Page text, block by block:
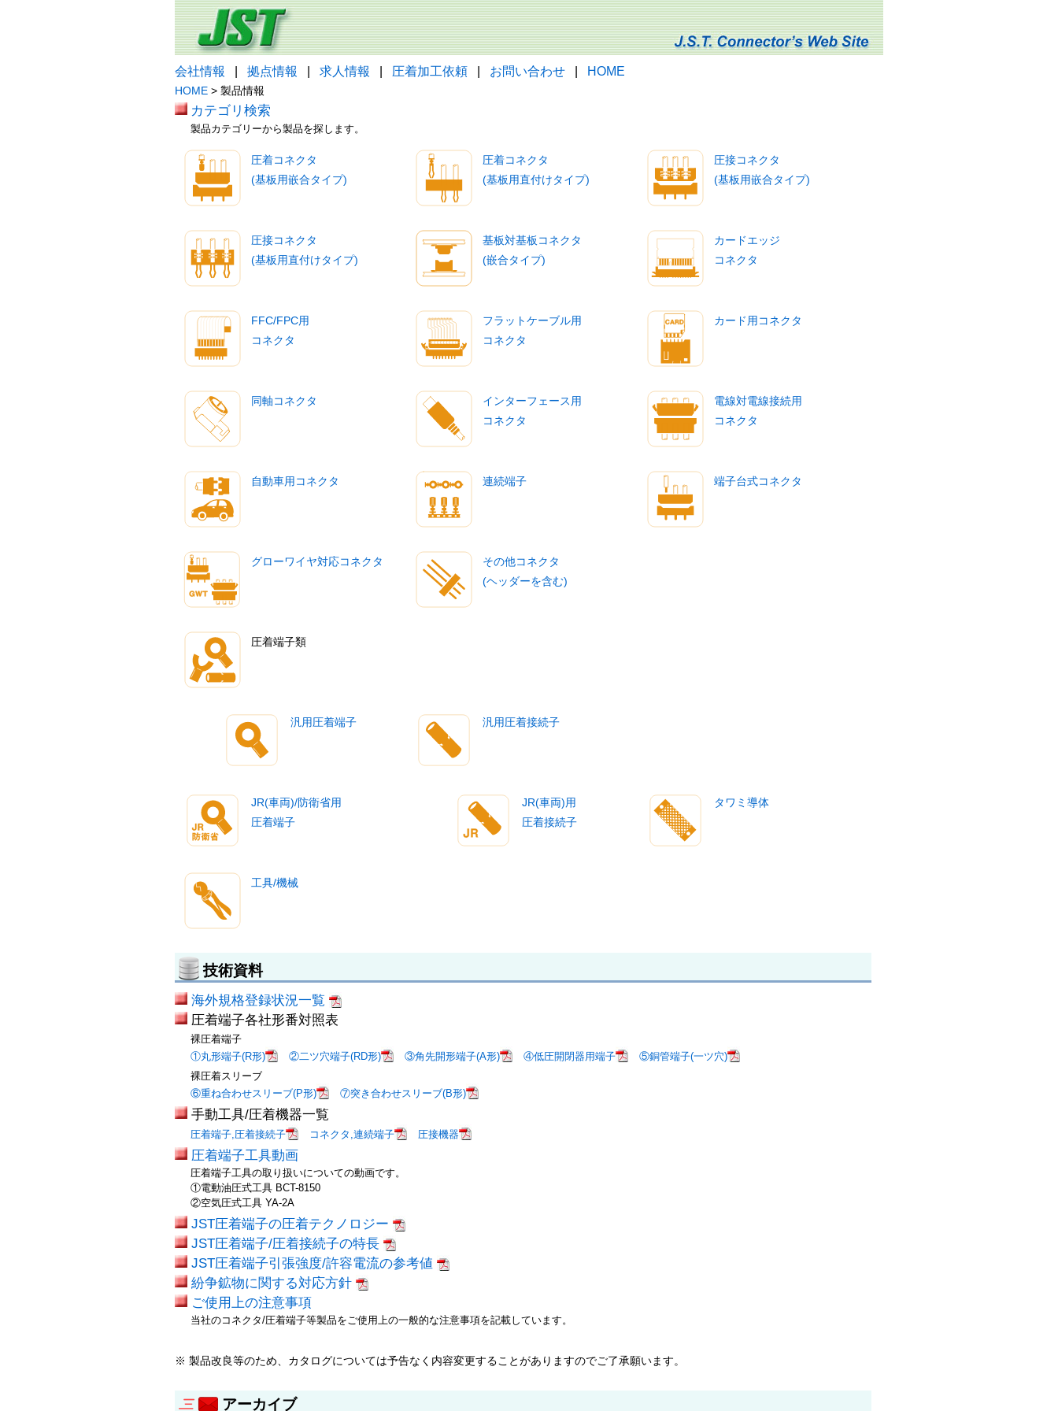
会社情報 拠点情報 求人情報 圧着加工依頼 お問い合わせ HOME
HOME > 製品情報
カテゴリ検索
製品カテゴリーから製品を探します。
圧着コネクタ
(基板用嵌合タイプ)
圧着コネクタ
(基板用直付けタイプ)
圧接コネクタ
(基板用嵌合タイプ)
圧接コネクタ
(基板用直付けタイプ)
基板対基板コネクタ
(嵌合タイプ)
カードエッジ
コネクタ
FFC/FPC用
コネクタ
フラットケーブル用
コネクタ
カード用コネクタ
同軸コネクタ
インターフェース用
コネクタ
電線対電線接続用
コネクタ
自動車用コネクタ 連続端子 端子台式コネクタ
グローワイヤ対応コネクタ
その他コネクタ
(ヘッダーを含む)
圧着端子類
汎用圧着端子 汎用圧着接続子
JR(車両)/防衛省用
圧着端子
JR(車両)用
圧着接続子
タワミ導体
工具/機械
技術資料
海外規格登録状況一覧
圧着端子各社形番対照表
裸圧着端子
①丸形端子(R形)
②二ツ穴端子(RD形) ③角先開形端子(A形) ④低圧開閉器用端子
⑤銅管端子(一ツ穴)
裸圧着スリーブ
⑥重ね合わせスリーブ(P形)
⑦突き合わせスリーブ(B形)
手動工具/圧着機器一覧
圧着端子,圧着接続子 コネクタ,連続端子 圧接機器
圧着端子工具動画
圧着端子工具の取り扱いについての動画です。
①電動油圧式工具 BCT-8150
②空気圧式工具 YA-2A
JST圧着端子の圧着テクノロジー
JST圧着端子/圧着接続子の特長
JST圧着端子引張強度/許容電流の参考値
紛争鉱物に関する対応方針
ご使用上の注意事項
当社のコネクタ/圧着端子等製品をご使用上の一般的な注意事項を記載しています。
※ 製品改良等のため、カタログについては予告なく内容変更することがありますのでご了承願います。
アーカイブ